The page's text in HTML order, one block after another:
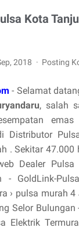
Kota
2018 Posting
- Selamat
, salah
Distributor
. Sekitar
Dealer Pulsa
- GoldLink-
› pulsa murah
Selor Bulungan
Elektrik